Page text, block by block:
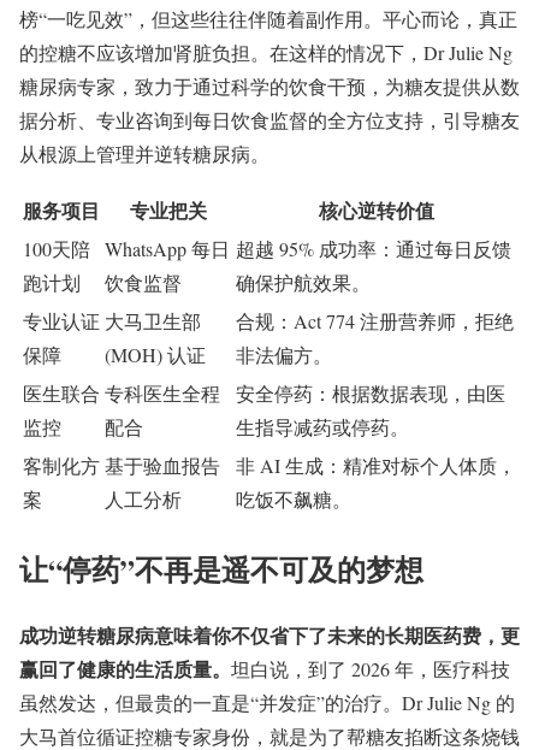
榜“一吃见效”，但这些往往伴随着副作用。平心而论，真正
的控糖不应该增加肾脏负担。在这样的情况下，Dr Julie Ng
糖尿病专家，致力于通过科学的饮食干预，为糖友提供从数
据分析、专业咨询到每日饮食监督的全方位支持，引导糖友
从根源上管理并逆转糖尿病。
服务项目 专业把关 核心逆转价值
100天陪
跑计划
WhatsApp 每日
饮食监督
超越 95% 成功率：通过每日反馈
确保护航效果。
专业认证
保障
大马卫生部
(MOH) 认证
合规：Act 774 注册营养师，拒绝
非法偏方。
医生联合
监控
专科医生全程
配合
安全停药：根据数据表现，由医
生指导减药或停药。
客制化方
案
基于验血报告
人工分析
非 AI 生成：精准对标个人体质，
吃饭不飙糖。
让“停药”不再是遥不可及的梦想
成功逆转糖尿病意味着你不仅省下了未来的长期医药费，更
赢回了健康的生活质量。 坦白说，到了 2026 年，医疗科技
虽然发达，但最贵的一直是“并发症”的治疗。Dr Julie Ng 的
大马首位循证控糖专家身份，就是为了帮糖友掐断这条烧钱